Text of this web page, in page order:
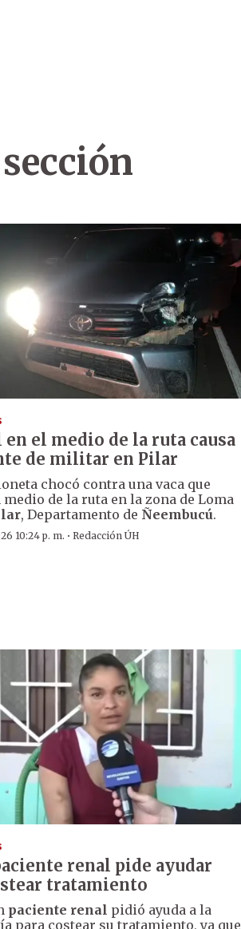
el medio de la ruta causa
de militar en Pilar
chocó contra una vaca que
medio de la ruta en la zona de Loma
, Departamento de Ñeembucú.
10:24 p. m. ·Redacción ÚH
renal pide ayudar
tratamiento
paciente renal pidió ayuda a la
para costear su tratamiento, ya que